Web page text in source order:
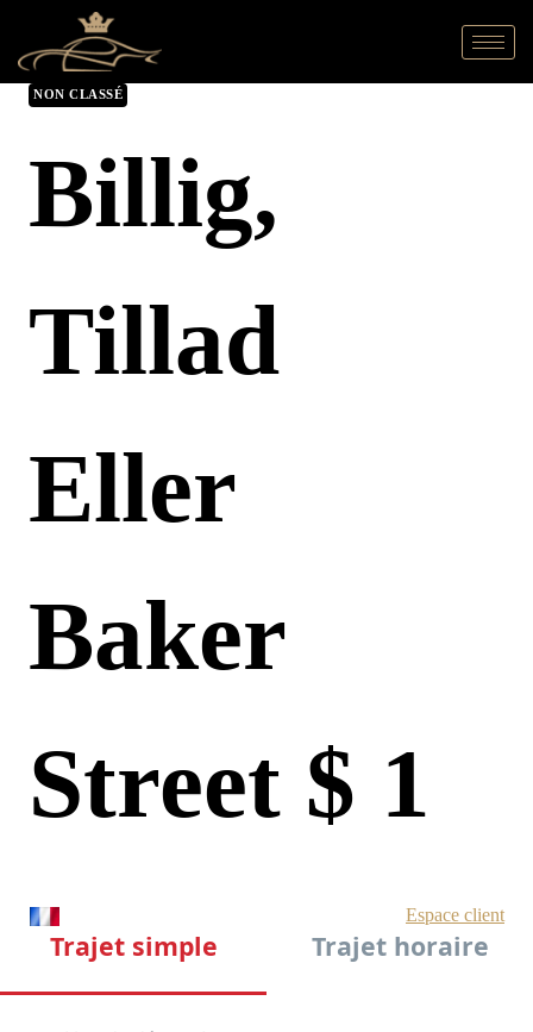
NON CLASSÉ
Billig,
Tillad
Eller
Baker
Street $ 1
Depositum